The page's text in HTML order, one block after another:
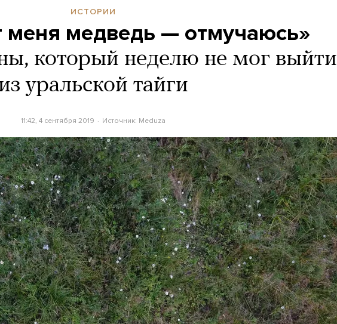
ИСТОРИИ
меня медведь — отмучаюсь»
который неделю не мог выйти
уральской тайги
11:42, 4 сентября 2019 Источник: Meduza